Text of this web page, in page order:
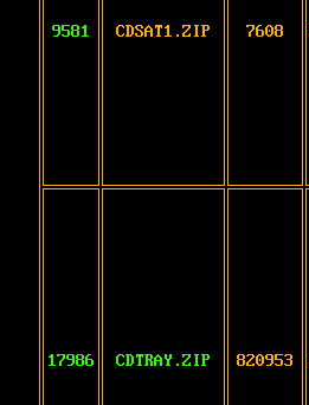
9581 CDSAT1.ZIP 7608
17986 CDTRAY.ZIP 820953